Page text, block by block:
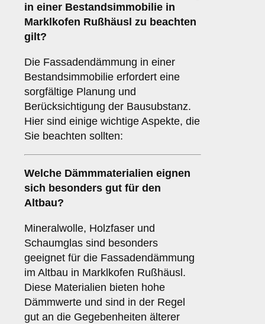
in einer Bestandsimmobilie in
Marklkofen Rußhäusl zu beachten
gilt?
Die Fassadendämmung in einer
Bestandsimmobilie erfordert eine
sorgfältige Planung und
Berücksichtigung der Bausubstanz.
Hier sind einige wichtige Aspekte, die
Sie beachten sollten:
Welche Dämmmaterialien eignen
sich besonders gut für den
Altbau?
Mineralwolle, Holzfaser und
Schaumglas sind besonders
geeignet für die Fassadendämmung
im Altbau in Marklkofen Rußhäusl.
Diese Materialien bieten hohe
Dämmwerte und sind in der Regel
gut an die Gegebenheiten älterer